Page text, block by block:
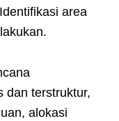
area
dan terstruktur,
alokasi